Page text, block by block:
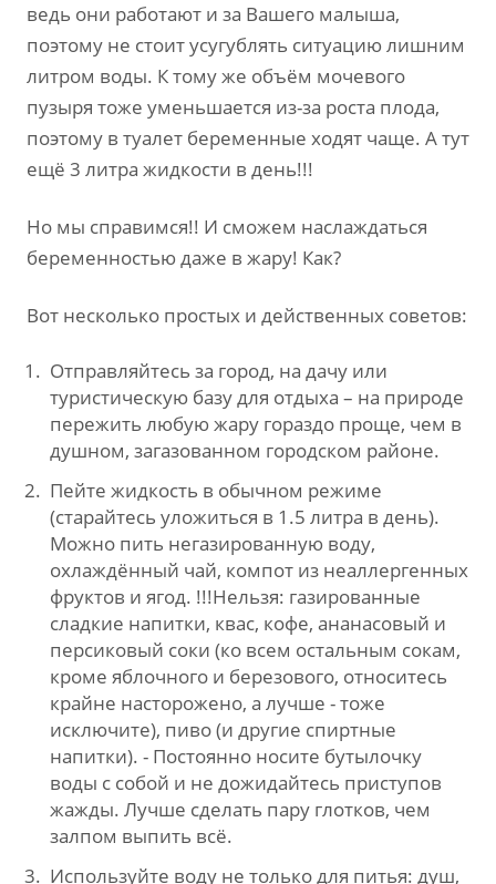
ведь они работают и за Вашего малыша,
поэтому не стоит усугублять ситуацию лишним
литром воды. К тому же объём мочевого
пузыря тоже уменьшается из-за роста плода,
поэтому в туалет беременные ходят чаще. А тут
ещё 3 литра жидкости в день!!!
Но мы справимся!! И сможем наслаждаться
беременностью даже в жару! Как?
Вот несколько простых и действенных советов:
Отправляйтесь за город, на дачу или
туристическую базу для отдыха – на природе
пережить любую жару гораздо проще, чем в
душном, загазованном городском районе.
Пейте жидкость в обычном режиме
(старайтесь уложиться в 1.5 литра в день).
Можно пить негазированную воду,
охлаждённый чай, компот из неаллергенных
фруктов и ягод. !!!Нельзя: газированные
сладкие напитки, квас, кофе, ананасовый и
персиковый соки (ко всем остальным сокам,
кроме яблочного и березового, относитесь
крайне насторожено, а лучше - тоже
исключите), пиво (и другие спиртные
напитки). - Постоянно носите бутылочку
воды с собой и не дожидайтесь приступов
жажды. Лучше сделать пару глотков, чем
залпом выпить всё.
Используйте воду не только для питья: душ,